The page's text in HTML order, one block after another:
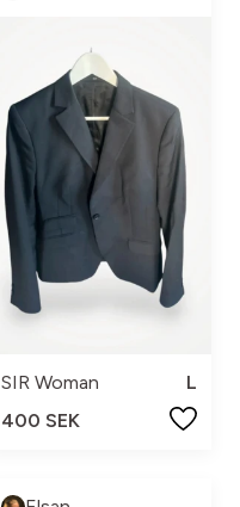
SIR Woman
L
400 SEK